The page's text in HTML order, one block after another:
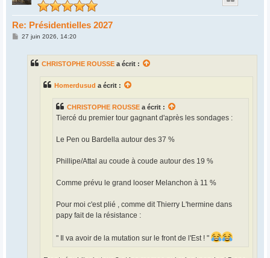
Re: Présidentielles 2027
M27 juin 2026, 14:20
CHRISTOPHE ROUSSE a écrit :
Homerdusud a écrit :
CHRISTOPHE ROUSSE a écrit :
Tiercé du premier tour gagnant d'après les sondages :
Le Pen ou Bardella autour des 37 %
Phillipe/Attal au coude à coude autour des 19 %
Comme prévu le grand looser Melanchon à 11 %
Pour moi c'est plié , comme dit Thierry L'hermine dans
papy fait de la résistance :
" Il va avoir de la mutation sur le front de l'Est ! "